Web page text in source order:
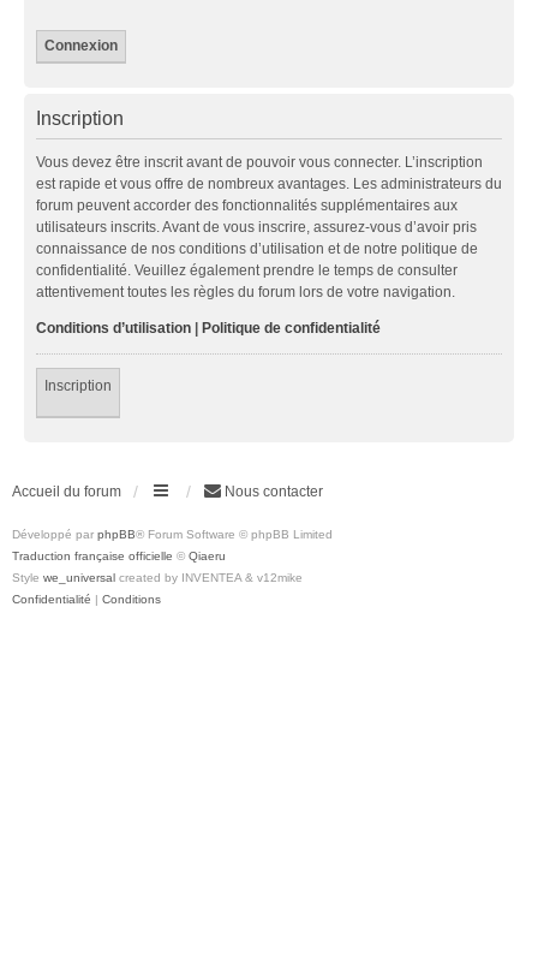
Inscription
Vous devez être inscrit avant de pouvoir vous connecter. L’inscription
est rapide et vous offre de nombreux avantages. Les administrateurs du
forum peuvent accorder des fonctionnalités supplémentaires aux
utilisateurs inscrits. Avant de vous inscrire, assurez-vous d’avoir pris
connaissance de nos conditions d’utilisation et de notre politique de
confidentialité. Veuillez également prendre le temps de consulter
attentivement toutes les règles du forum lors de votre navigation.
Conditions d’utilisation | Politique de confidentialité
Inscription
Accueil du forum Nous contacter
Développé par phpBB® Forum Software © phpBB Limited
Traduction française officielle © Qiaeru
Style we_universal created by INVENTEA & v12mike
Confidentialité | Conditions